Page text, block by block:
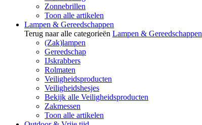
Zonnebrillen
Toon alle artikelen
Lampen & Gereedschappen
Terug naar alle categorieën Lampen & Gereedschappen
(Zak)lampen
Gereedschap
IJskrabbers
Rolmaten
Veiligheidsproducten
Veiligheidshesjes
Bekijk alle Veiligheidsproducten
Zakmessen
Toon alle artikelen